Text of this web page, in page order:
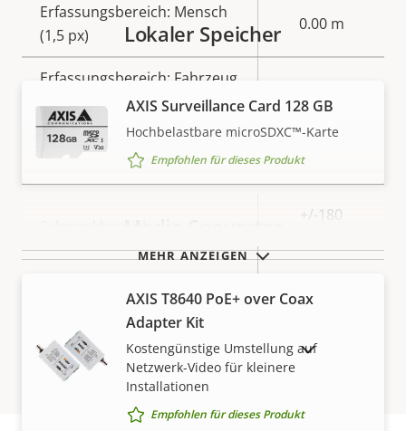
Erfassungsbereich: Mensch
(1,5 px)
0.00 m
Erfassungsbereich: Fahrzeug
(1,5 px)
Schwenken/Neigen/Zoomen
Eigentumswert
+/-180
Rundgangüberwachung
Optischer Zoom
Digitaler Zoom
MEHR ANZEIGEN
Lokaler Speicher
AXIS Surveillance Card 128 GB
Hochbelastbare microSDXC™-Karte
Empfohlen für dieses Produkt
AXIS T8640 PoE+ over Coax
Adapter Kit
Kostengünstige Umstellung auf
Netzwerk-Video für kleinere
Installationen
Empfohlen für dieses Produkt
AUSLAUFPRODUKTE ANZEIGEN